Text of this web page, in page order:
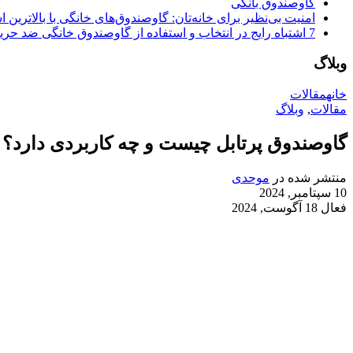
گاوصندوق بانکی
امنیت بی‌نظیر برای خانه‌تان: گاوصندوق‌های خانگی با بالاترین
7 اشتباه رایج در انتخاب و استفاده از گاوصندوق خانگی ضد حریق
وبلاگ
خانهمقالات
مقالات, وبلاگ
گاوصندوق پرتابل چیست و چه کاربردی دارد؟
منتشر شده در موحدی
10 سپتامبر, 2024
فعال 18 آگوست, 2024